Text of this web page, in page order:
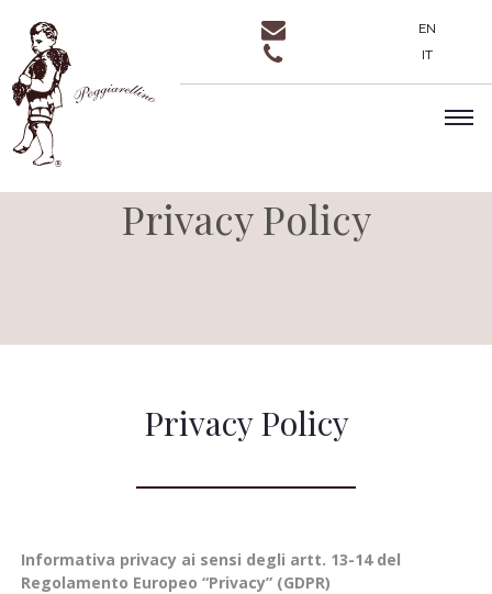
EN
IT
Privacy Policy
Privacy Policy
Informativa privacy ai sensi degli artt. 13-14 del
Regolamento Europeo “Privacy” (GDPR)